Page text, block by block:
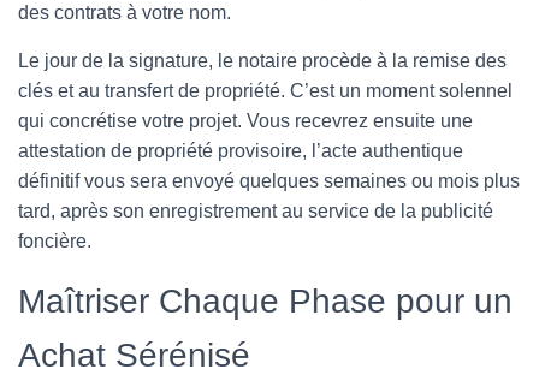
des contrats à votre nom.
Le jour de la signature, le notaire procède à la remise des
clés et au transfert de propriété. C’est un moment solennel
qui concrétise votre projet. Vous recevrez ensuite une
attestation de propriété provisoire, l’acte authentique
définitif vous sera envoyé quelques semaines ou mois plus
tard, après son enregistrement au service de la publicité
foncière.
Maîtriser Chaque Phase pour un
Achat Sérénisé